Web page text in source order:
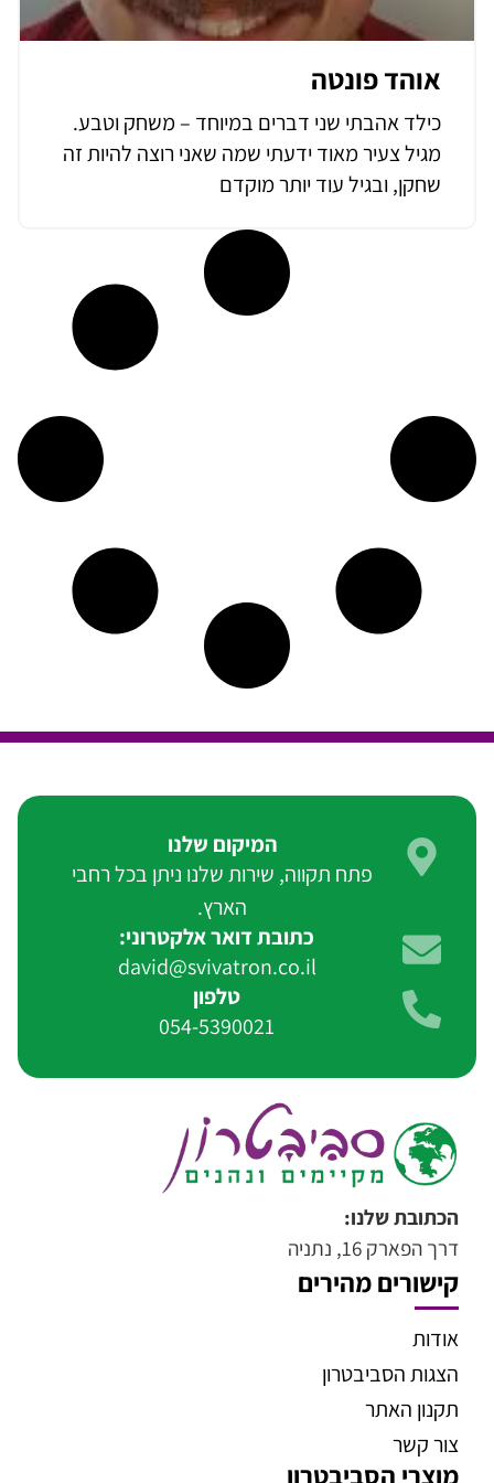
אוהד פונטה
כילד אהבתי שני דברים במיוחד – משחק וטבע.
מגיל צעיר מאוד ידעתי שמה שאני רוצה להיות זה
שחקן, ובגיל עוד יותר מוקדם
המיקום שלנו
פתח תקווה, שירות שלנו ניתן בכל רחבי
הארץ.
כתובת דואר אלקטרוני:
david@svivatron.co.il
טלפון
054-5390021
הכתובת שלנו:
דרך הפארק 16, נתניה
קישורים מהירים
אודות
הצגות הסביבטרון
תקנון האתר
צור קשר
מוצרי הסביבטרון